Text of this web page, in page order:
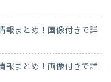
報まとめ！画像付きで詳
報まとめ！画像付きで詳